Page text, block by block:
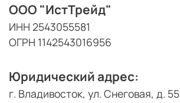
ООО "ИстТрейд"
ИНН 2543055581
ОГРН 1142543016956
Юридический адрес:
г. Владивосток, ул. Снеговая, д. 55